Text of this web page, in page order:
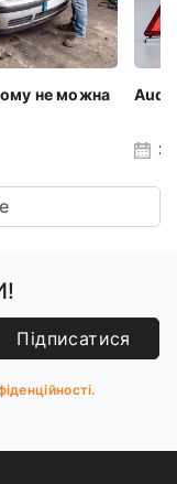
не можна
Audi
Підписатися